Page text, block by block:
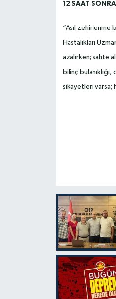
12 SAAT
“Asıl zehirlenme
Hastalıkları
azalırken; sahte
bilinç
şikayetleri varsa;